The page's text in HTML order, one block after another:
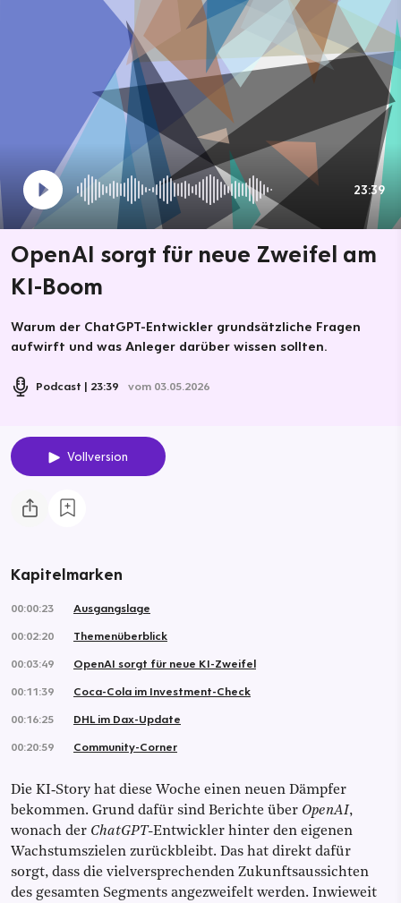
23:39
OpenAI sorgt für neue Zweifel am
KI-Boom
Warum der ChatGPT-Entwickler grundsätzliche Fragen
aufwirft und was Anleger darüber wissen sollten.
Podcast 23:39 vom 03.05.2026
Vollversion
Kapitelmarken
00:00:23
Ausgangslage
00:02:20
Themenüberblick
00:03:49
OpenAI sorgt für neue KI-Zweifel
00:11:39
Coca-Cola im Investment-Check
00:16:25
DHL im Dax-Update
00:20:59
Community-Corner
Die KI‑Story hat diese Woche einen neuen Dämpfer
bekommen. Grund dafür sind Berichte über OpenAI,
wonach der ChatGPT-Entwickler hinter den eigenen
Wachstumszielen zurückbleibt. Das hat direkt dafür
sorgt, dass die vielversprechenden Zukunftsaussichten
des gesamten Segments angezweifelt werden. Inwieweit